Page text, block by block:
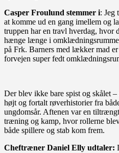
Casper Froulund stemmer i: Jeg
at komme ud en gang imellem og
truppen har en travl hverdag, hvor
hænge længe i
på Frk. Barners med lækker mad
forvejen super fedt
Der blev ikke bare spist og skålet
højt og fortalt røverhistorier fra
ungdomsår. Aftenen var en
træning og kamp, hvor rollerne
både spillere og stab kom frem.
Cheftræner Daniel Elly udtaler: